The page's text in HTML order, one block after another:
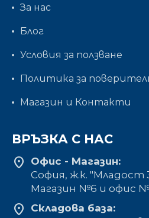
За нас
Блог
Условия за ползване
Политика за
Магазин и Контакти
ВРЪЗКА С НАС
location_on
Офис - Магазин:
София, ж.к. "Младост
Mагазин №6 и офис
location_on
Складова база: